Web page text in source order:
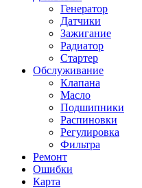
Генератор
Датчики
Зажигание
Радиатор
Стартер
Обслуживание
Клапана
Масло
Подшипники
Распиновки
Регулировка
Фильтра
Ремонт
Ошибки
Карта